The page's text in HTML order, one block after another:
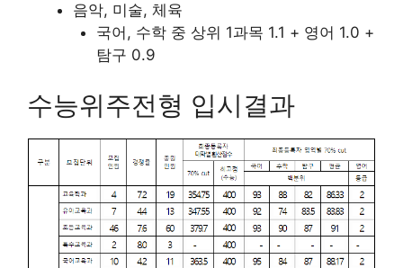
음악, 미술, 체육
국어, 수학 중 상위 1과목 1.1 + 영어 1.0 +
탐구 0.9
수능위주전형 입시결과